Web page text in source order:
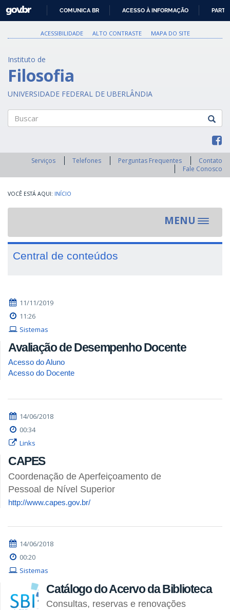
PARA
O
GOVBR
COMUNICA BR ACESSO À INFORMAÇÃO
ACESSIBILIDADE ALTO CONTRASTE MAPA DO SITE
Instituto de
Filosofia
UNIVERSIDADE FEDERAL DE UBERLÂNDIA
Serviços Telefones Perguntas Frequentes
Contato
Fale Conosco
INÍCIO
MENU
Toggle
Central de conteúdos
11/11/2019
11:26
Sistemas
Avaliação de Desempenho Docente
Acesso do Aluno
Acesso do Docente
14/06/2018
00:34
Links
CAPES
Coordenação de Aperfeiçoamento de
Pessoal de Nível Superior
http://www.capes.gov.br/
14/06/2018
00:20
Sistemas
Catálogo do Acervo da Biblioteca
Consultas, reservas e renovações